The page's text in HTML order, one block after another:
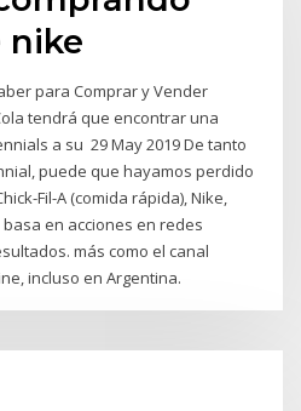
nike
para Comprar y Vender
tendrá que encontrar una
a su 29 May 2019 De tanto
puede que hayamos perdido
Fil-A (comida rápida), Nike,
en acciones en redes
más como el canal
incluso en Argentina.